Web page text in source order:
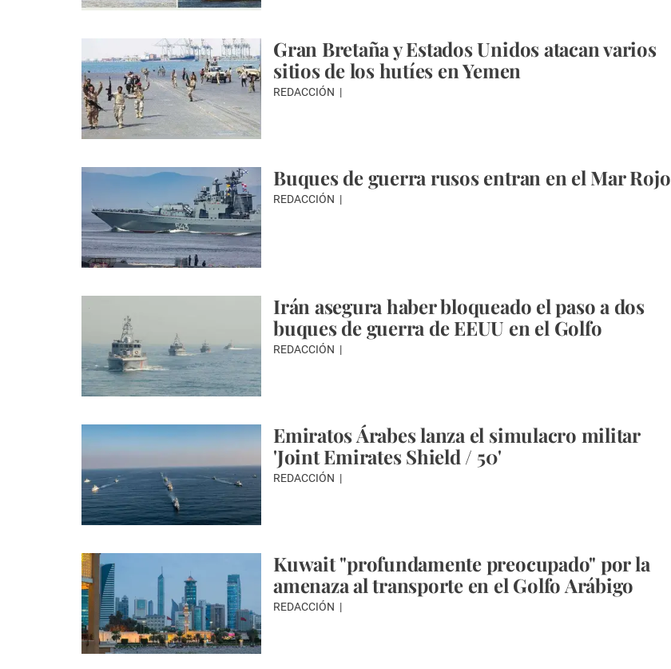
Gran Bretaña y Estados Unidos atacan varios
sitios de los hutíes en Yemen
REDACCIÓN
Buques de guerra rusos entran en el Mar Rojo
REDACCIÓN
Irán asegura haber bloqueado el paso a dos
buques de guerra de EEUU en el Golfo
REDACCIÓN
Emiratos Árabes lanza el simulacro militar
'Joint Emirates Shield / 50'
REDACCIÓN
Kuwait "profundamente preocupado" por la
amenaza al transporte en el Golfo Arábigo
REDACCIÓN